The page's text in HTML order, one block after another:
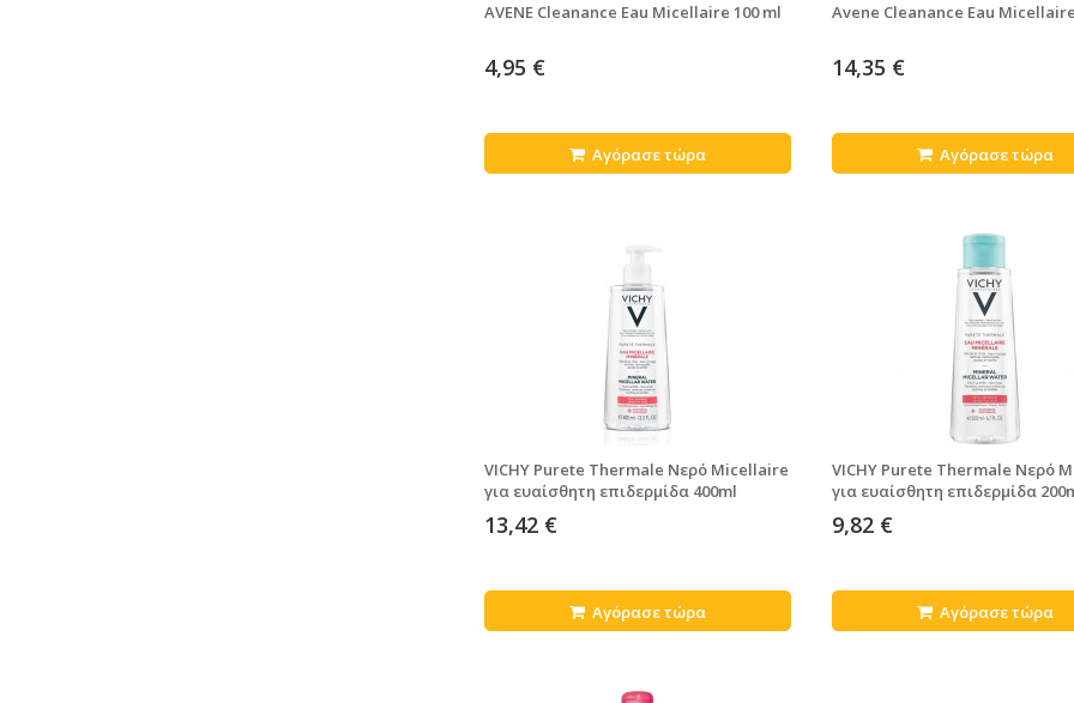
AVENE Cleanance Eau Micellaire 100 ml
4,95 €
Αγόρασε τώρα
Avene Cleanance Eau
14,35 €
Αγόρασε τώρα
VICHY Purete Thermale Νερό Micellaire
για ευαίσθητη επιδερμίδα 400ml
13,42 €
Αγόρασε τώρα
VICHY Purete Thermale Νερό
για ευαίσθητη επιδερμίδα
9,82 €
Αγόρασε τώρα